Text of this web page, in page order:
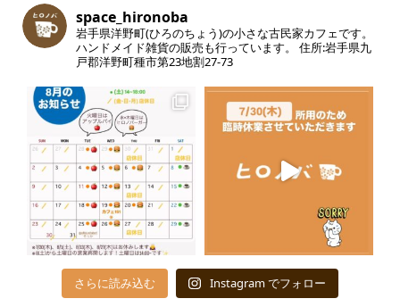
space_hironoba
岩手県洋野町(ひろのちょう)の小さな古民家カフェです。
ハンドメイド雑貨の販売も行っています。
住所:岩手県九
戸郡洋野町種市第23地割27-73
さらに読み込む Instagram でフォロー